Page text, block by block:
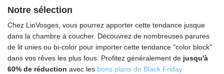
Notre sélection
Chez LinVosges, vous pourrez apporter cette tendance jusque
dans la chambre à coucher. Découvrez de nombreuses parures
de lit unies ou bi-color pour importer cette tendance "color block"
dans vos rêves les plus fous. Profitez généralement de jusqu'à
60% de réduction avec les bons plans de Black Friday